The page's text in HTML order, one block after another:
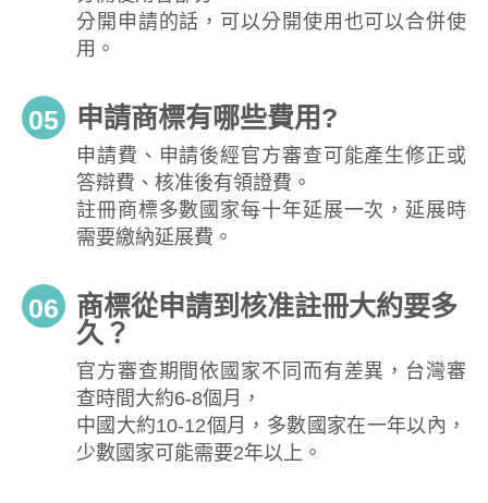
分開申請的話，可以分開使用也可以合併使
用。
05 申請商標有哪些費用?
申請費、申請後經官方審查可能產生修正或
答辯費、核准後有領證費。
註冊商標多數國家每十年延展一次，延展時
需要繳納延展費。
06
商標從申請到核准註冊大約要多
久？
官方審查期間依國家不同而有差異，台灣審
查時間大約6-8個月，
中國大約10-12個月，多數國家在一年以內，
少數國家可能需要2年以上。